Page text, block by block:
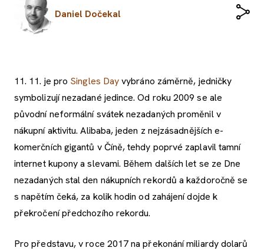
Daniel Dočekal
11. 11. je pro Singles Dayvybráno záměrně, jedničky
symbolizují nezadané jedince. Od roku 2009 se ale
původní neformální svátek nezadaných proměnil v
nákupní aktivitu. Alibaba, jeden z nejzásadnějších e-
komerčních gigantů v Číně, tehdy poprvé zaplavil tamní
internet kupony a slevami. Během dalších let se ze Dne
nezadaných stal den nákupních rekordů a každoročně se
s napětím čeká, za kolik hodin od zahájení dojde k
překročení předchozího rekordu.
Pro představu, v roce 2017 na překonání miliardy dolarů